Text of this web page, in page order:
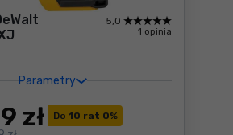
Parametry
5,0
1 opinia
Do 10 rat 0%
zł